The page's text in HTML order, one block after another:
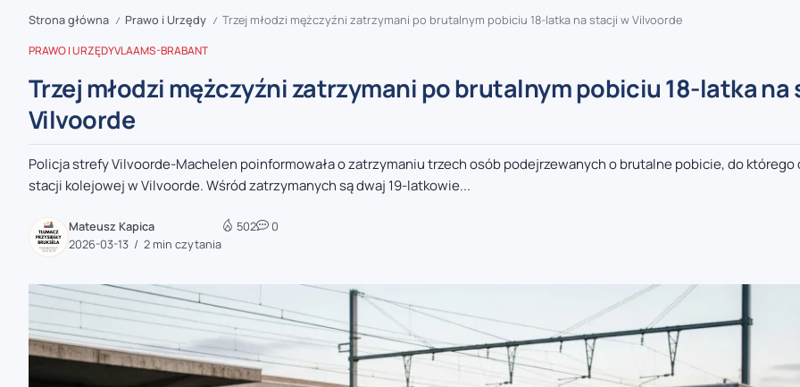
zaobserwuj nas
zaobserwuj nas
zaobserwuj nas
zaobserwuj nas
zaobserwuj nas
Strona główna / Prawo i Urzędy / Trzej młodzi mężczyźni zatrzymani po brutalnym pobiciu 18-latka na stacji w Vilvoorde
PRAWO I URZĘDYVLAAMS-BRABANT
Trzej młodzi mężczyźni zatrzymani po brutalnym pobiciu 18-latka na
Vilvoorde
Policja strefy Vilvoorde-Machelen poinformowała o zatrzymaniu trzech osób podejrzewanych o brutalne pobicie, do którego
stacji kolejowej w Vilvoorde. Wśród zatrzymanych są dwaj 19-latkowie...
Mateusz Kapica
2026-03-13
2 min czytania
502 0